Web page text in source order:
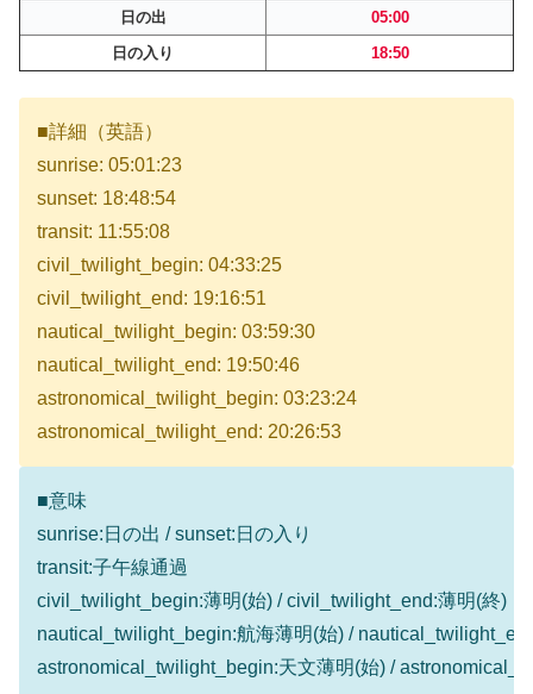
日の出
05:00
日の入り
18:50
■詳細（英語）
sunrise: 05:01:23
sunset: 18:48:54
transit: 11:55:08
civil_twilight_begin: 04:33:25
civil_twilight_end: 19:16:51
nautical_twilight_begin: 03:59:30
nautical_twilight_end: 19:50:46
astronomical_twilight_begin: 03:23:24
astronomical_twilight_end: 20:26:53
■意味
sunrise:日の出 / sunset:日の入り
transit:子午線通過
civil_twilight_begin:薄明(始) / civil_twilight_end:薄明(終)
nautical_twilight_begin:航海薄明(始) /
astronomical_twilight_begin:天文薄明(始) /